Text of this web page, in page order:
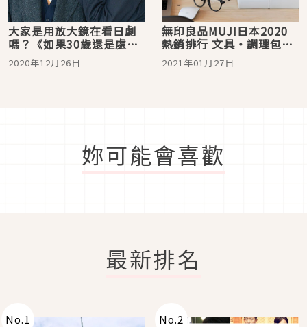
大家是用放大鏡在看日劇
嗎？《如果30歲還是處
男，似乎就能成為魔法
師》劇中文具用品大解
2020年12月26日
無印良品MUJI日本2020
熱銷排行 文具・調理包・
零食篇
2021年01月27日
妳可能會喜歡
最新排名
No.1 No.2